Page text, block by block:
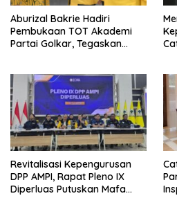
Aburizal Bakrie Hadiri
Pembukaan TOT Akademi
Partai Golkar, Tegaskan
Revitalisasi Kepengurusan
DPP AMPI, Rapat Pleno IX
Diperluas Putuskan Mafa